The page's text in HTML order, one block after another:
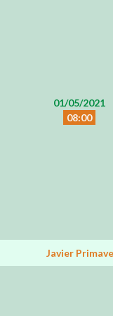
01/05/2021
08:00
Javier